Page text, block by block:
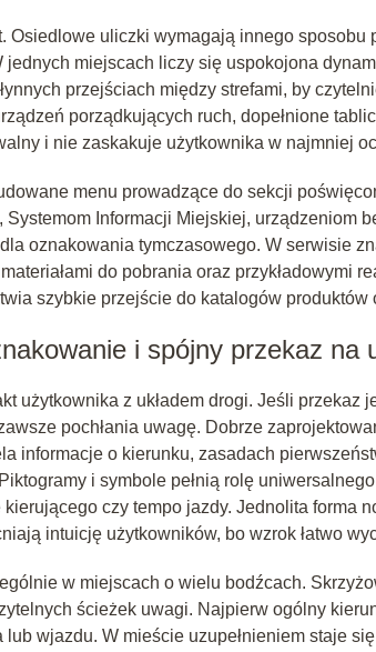
Osiedlowe uliczki wymagają innego sposobu
miejscach liczy się uspokojona
przejściach między strefami, by
porządkujących ruch, dopełnione
i nie zaskakuje użytkownika w najmniej
menu prowadzące do sekcji
Systemom Informacji Miejskiej, urządzeniom
oznakowania tymczasowego. W serwisie
do pobrania oraz przykładowymi
szybkie przejście do katalogów produktów
i spójny przekaz na
użytkownika z układem drogi. Jeśli przekaz
pochłania uwagę. Dobrze
informacje o kierunku, zasadach
i symbole pełnią rolę
czy tempo jazdy. Jednolita forma
intuicję użytkowników, bo wzrok łatwo
w miejscach o wielu bodźcach.
ścieżek uwagi. Najpierw ogólny
wjazdu. W mieście uzupełnieniem staje